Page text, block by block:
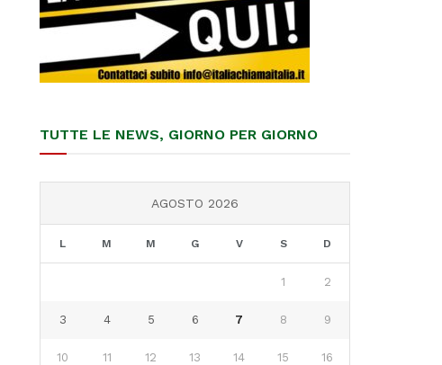
TUTTE LE NEWS, GIORNO PER GIORNO
AGOSTO 2026
L M M G V S D
1 2
3 4 5 6 7 8 9
10 11 12 13 14 15 16